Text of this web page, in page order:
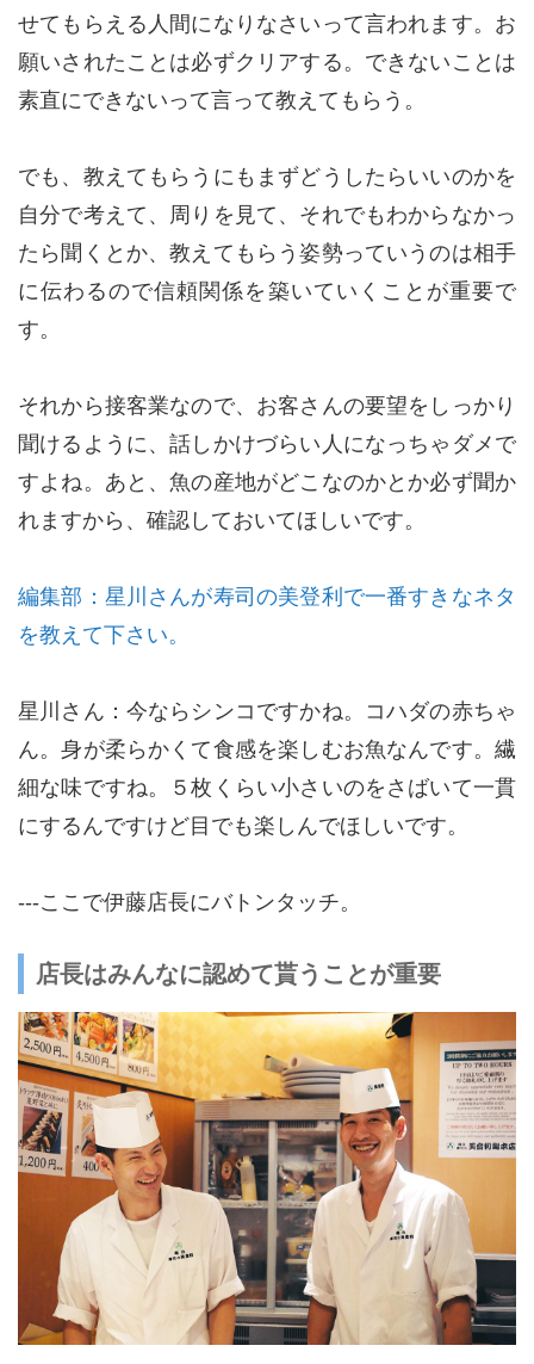
せてもらえる人間になりなさいって言われます。お
願いされたことは必ずクリアする。できないことは
素直にできないって言って教えてもらう。
でも、教えてもらうにもまずどうしたらいいのかを
自分で考えて、周りを見て、それでもわからなかっ
たら聞くとか、教えてもらう姿勢っていうのは相手
に伝わるので信頼関係を築いていくことが重要で
す。
それから接客業なので、お客さんの要望をしっかり
聞けるように、話しかけづらい人になっちゃダメで
すよね。あと、魚の産地がどこなのかとか必ず聞か
れますから、確認しておいてほしいです。
編集部：星川さんが寿司の美登利で一番すきなネタ
を教えて下さい。
星川さん：今ならシンコですかね。コハダの赤ちゃ
ん。身が柔らかくて食感を楽しむお魚なんです。繊
細な味ですね。５枚くらい小さいのをさばいて一貫
にするんですけど目でも楽しんでほしいです。
---ここで伊藤店長にバトンタッチ。
店長はみんなに認めて貰うことが重要